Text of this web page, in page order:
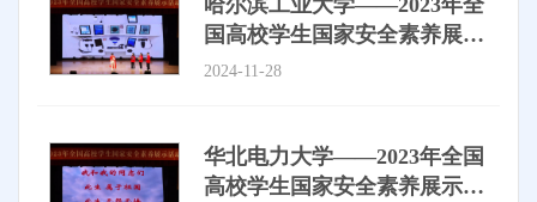
哈尔滨工业大学——2023年全
国高校学生国家安全素养展示
活动
2024-11-28
华北电力大学——2023年全国
高校学生国家安全素养展示活